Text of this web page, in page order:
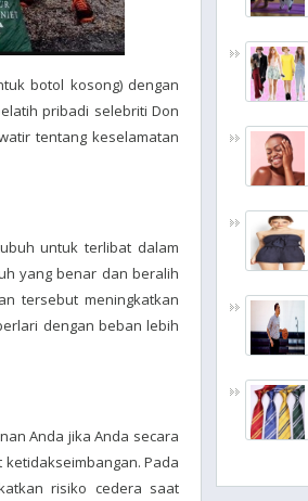
botol kosong) dengan
pribadi selebriti Don
tentang keselamatan
untuk terlibat dalam
yang benar dan beralih
tersebut meningkatkan
dengan beban lebih
Anda jika Anda secara
Pada
risiko cedera saat